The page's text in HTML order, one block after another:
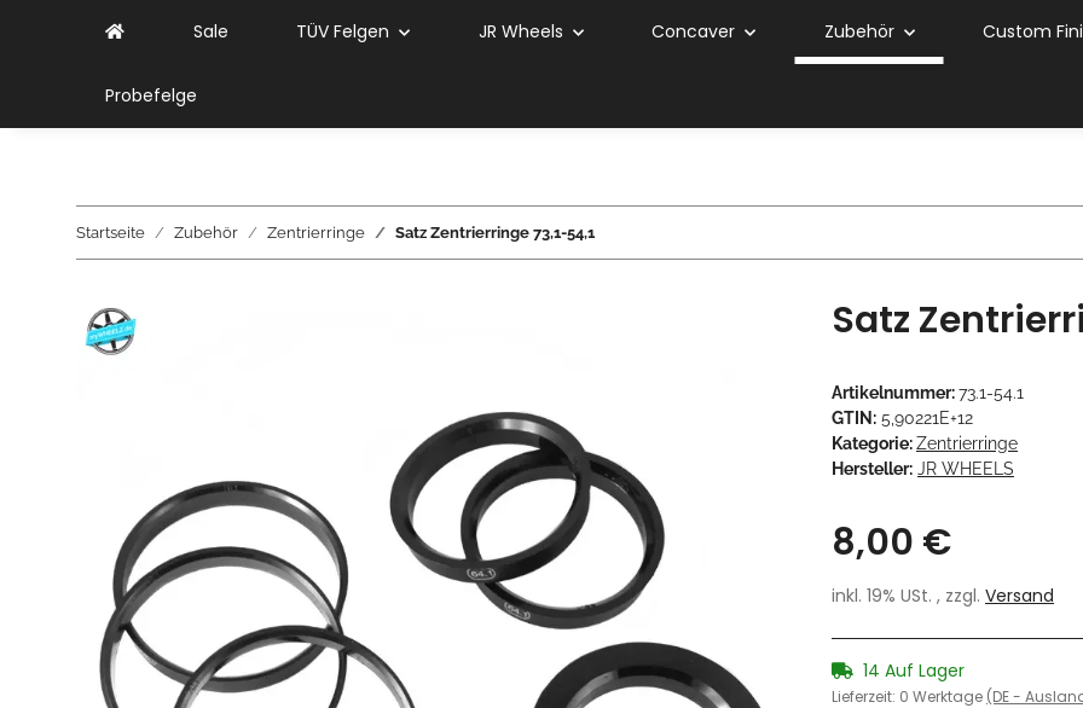
Sale TÜV Felgen JR Wheels Concaver Zubehör Custom
Probefelge
Startseite Zubehör Zentrierringe Satz Zentrierringe 73,1-54,1
Satz
Artikelnummer:73.1-54.1
GTIN: 5,90221E+12
Kategorie:Zentrierringe
Hersteller: JR WHEELS
8,00 €
inkl. 19% USt. , zzgl. Versand
14 Auf Lager
Lieferzeit: 0 Werktage (DE -